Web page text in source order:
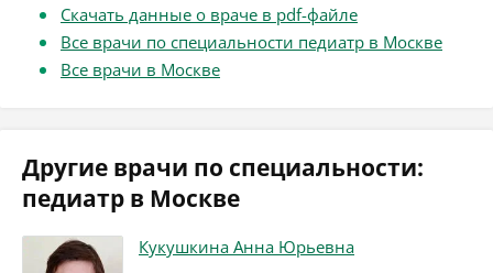
Скачать данные о враче в pdf-файле
Все врачи по специальности педиатр в Москве
Все врачи в Москве
Другие врачи по специальности:
педиатр в Москве
Кукушкина Анна Юрьевна